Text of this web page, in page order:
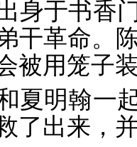
身于书香
干革命。
被用笼子
夏明翰一
了出来，